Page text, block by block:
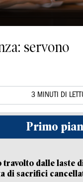
servono
3 MINUTI DI
Primo
dalle laste
di sacrifici